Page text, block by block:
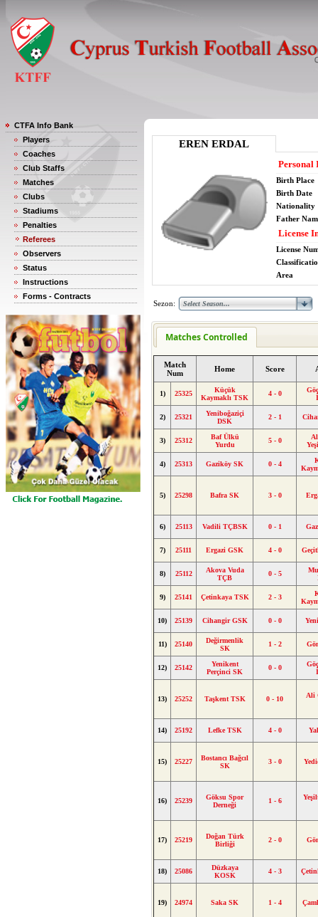
CTFA Info Bank
Players
Coaches
Club Staffs
Matches
Clubs
Stadiums
Penalties
Referees
Observers
Status
Instructions
Forms - Contracts
EREN ERDAL
Personal
Birth Place
Birth Date
Nationality
Father
License
License
Area
Sezon:
Matches Controlled
Match
Num
Home Score
1) 25325
Küçük
Kaymaklı TSK
4 - 0
2) 25321
Yeniboğaziçi
DSK
2 - 1
3) 25312
Baf Ülkü
Yurdu
5 - 0
4) 25313 Gaziköy SK 0 - 4
5) 25298 Bafra SK 3 - 0
6) 25113 Vadili TÇBSK 0 - 1
7) 25111 Ergazi GSK 4 - 0
8) 25112
Akova Vuda
TÇB
0 - 5
9) 25141 Çetinkaya TSK 2 - 3
10) 25139 Cihangir GSK 0 - 0
11) 25140
Değirmenlik
SK
1 - 2
12) 25142
Yenikent
Perçinci SK
0 - 0
13) 25252 Taşkent TSK 0 - 10
Ali
14) 25192 Lefke TSK 4 - 0
15) 25227
Bostancı Bağcıl
SK
3 - 0
16) 25239
Göksu Spor
Derneği
1 - 6
17) 25219
Doğan Türk
Birliği
2 - 0
18) 25086
Düzkaya
KOSK
4 - 3
19) 24974 Saka SK 1 - 4